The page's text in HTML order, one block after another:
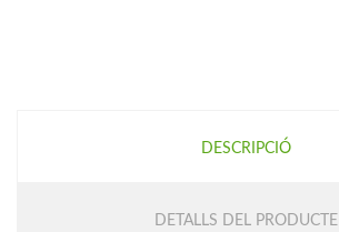
DESCRIPCIÓ
DETALLS DEL PRODUCTE